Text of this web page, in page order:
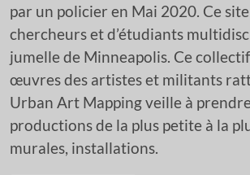
par un policier en Mai 2020. Ce
chercheurs et d’étudiants
jumelle de Minneapolis. Ce
œuvres des artistes et militants
Urban Art Mapping veille à
productions de la plus petite à la
murales, installations.